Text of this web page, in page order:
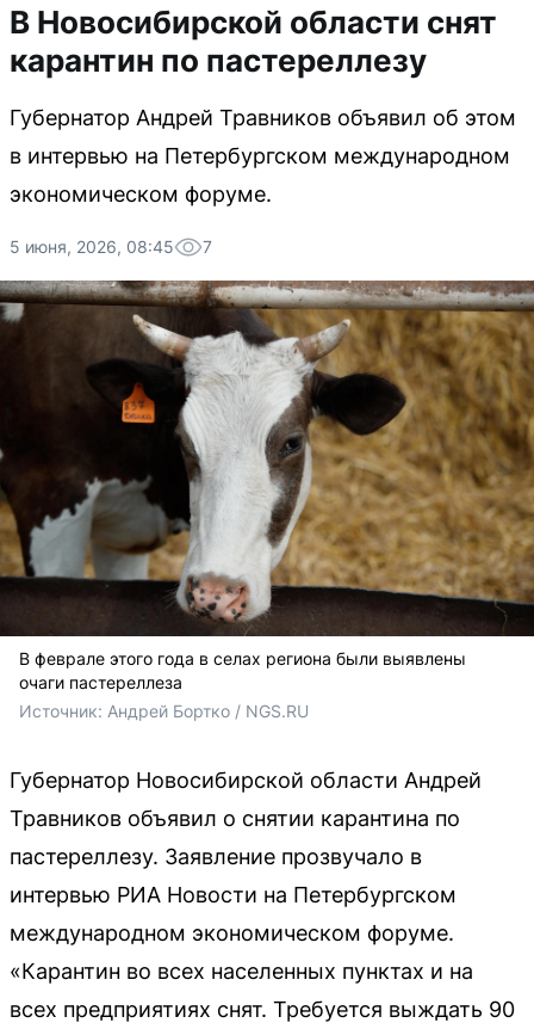
В Новосибирской области снят
карантин по пастереллезу
Губернатор Андрей Травников объявил об этом
в интервью на Петербургском международном
экономическом форуме.
5 июня, 2026, 08:45 7
В феврале этого года в селах региона были выявлены
очаги пастереллеза
Источник: Андрей Бортко / NGS.RU
Губернатор Новосибирской области Андрей
Травников объявил о снятии карантина по
пастереллезу. Заявление прозвучало в
интервью РИА Новости на Петербургском
международном экономическом форуме.
«Карантин во всех населенных пунктах и на
всех предприятиях снят. Требуется выждать 90